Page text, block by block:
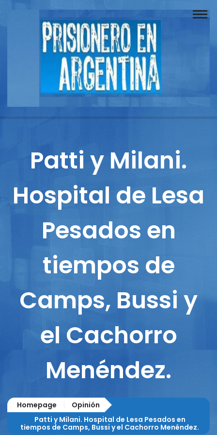
Documentos
Reportajes
Columnistas
Patti y Milani.
Hospital de Lesa
Pesados en
tiempos de
Camps, Bussi y
el Cachorro
Menéndez.
Homepage
Opinión
Patti y Milani. Hospital de Lesa Pesados en
tiempos de Camps, Bussi y el Cachorro Menéndez.